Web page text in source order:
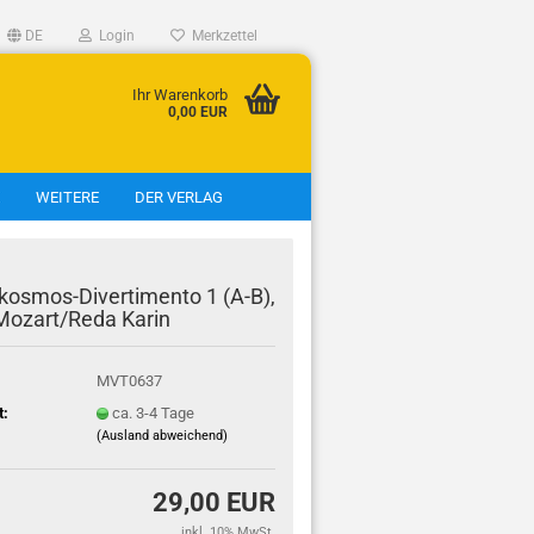
DE Login Merkzettel
Ihr Warenkorb
0,00 EUR
DER VERLAG
WEITERE
Divertimento 1 (A-B),
Reda Karin
MVT0637
ca. 3-4 Tage
(Ausland abweichend)
29,00 EUR